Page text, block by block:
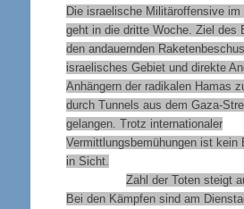
Die israelische Militäroffensive im
geht in die dritte Woche. Ziel des
den andauernden
israelisches Gebiet und direkte
Anhängern der radikalen Hamas
durch Tunnels aus dem Gaza-
gelangen. Trotz internationaler
Vermittlungsbemühungen ist kein
in Sicht.
Zahl der Toten steigt
Bei den Kämpfen sind am